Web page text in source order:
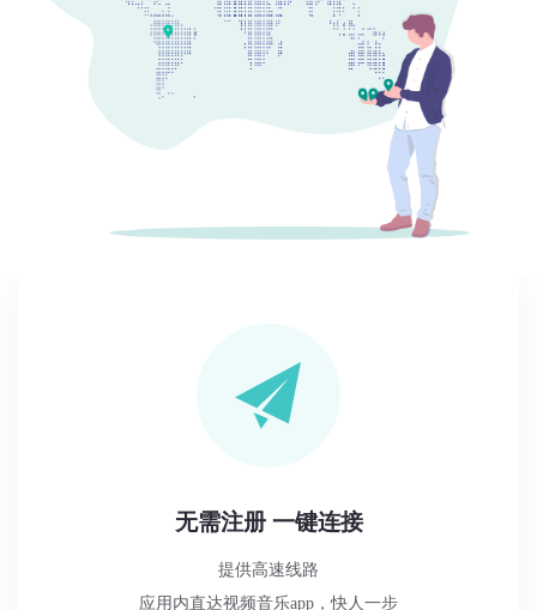
无需注册 一键连接
提供高速线路
应用内直达视频音乐app，快人一步